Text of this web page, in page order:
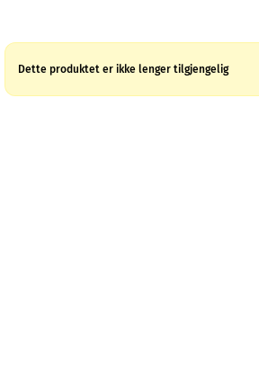
Dette produktet er ikke lenger tilgjengelig